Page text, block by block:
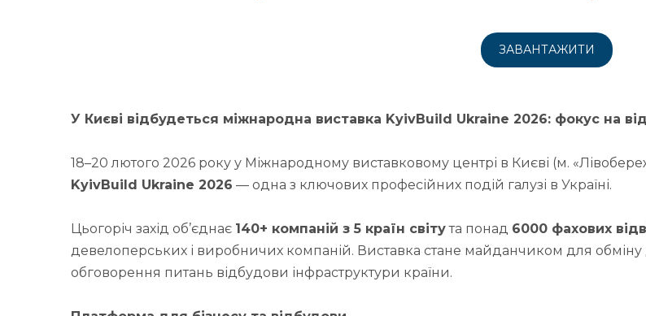
ЗАВАНТАЖИТИ
У Києві відбудеться міжнародна виставка KyivBuild Ukraine 2026: фокус на
18–20 лютого 2026 року у Міжнародному виставковому центрі в Києві (м.
KyivBuild Ukraine 2026 — одна з ключових професійних подій галузі в Україні.
Цьогоріч захід об’єднає 140+ компаній з 5 країн світута понад 6000 фахових
девелоперських і виробничих компаній. Виставка стане майданчиком для обміну
обговорення питань відбудови інфраструктури країни.